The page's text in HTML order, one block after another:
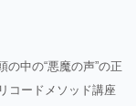
中の“悪魔の声”の正
コードメソッド講座